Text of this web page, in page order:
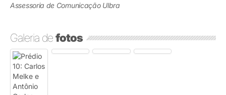
Assessoria de Comunicação Ulbra
Galeria defotos